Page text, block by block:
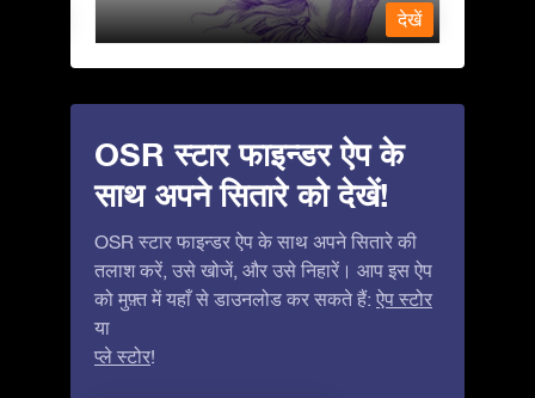
देखें
OSR स्टार फाइन्डर ऐप के
साथ अपने सितारे को देखें!
OSR स्टार फाइन्डर ऐप के साथ अपने सितारे की
तलाश करें, उसे खोजें, और उसे निहारें। आप इस ऐप
को मुफ़्त में यहाँ से डाउनलोड कर सकते हैं: ऐप स्टोर
या
प्ले स्टोर!